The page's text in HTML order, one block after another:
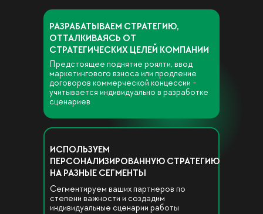
РАЗРАБАТЫВАЕМ СТРАТЕГИЮ,
ОТТАЛКИВАЯСЬ ОТ
СТРАТЕГИЧЕСКИХ ЦЕЛЕЙ КОМПАНИИ
Предстоящее поднятие роялти, ввод
маркетингового взноса или продление
договоров коммерческой концессии -
учитывается индивидуально в разработке
сценариев
ИСПОЛЬЗУЕМ
ПЕРСОНАЛИЗИРОВАННУЮ СТРАТЕГИЮ
НА РАЗНЫЕ СЕГМЕНТЫ
Сегментируем ваших партнеров по
степени важности и создадим
индивидуальные сценарии работы